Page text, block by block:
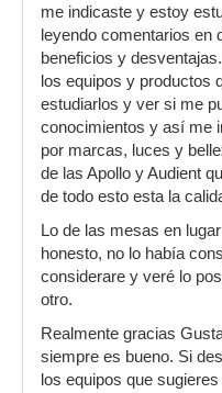
me indicaste y estoy
leyendo comentarios en
beneficios y
los equipos y productos
estudiarlos y ver si me
conocimientos y así me
por marcas, luces y
de las Apollo y Audient
de todo esto esta la
Lo de las mesas en
honesto, no lo había
considerare y veré lo
otro.
Realmente gracias
siempre es bueno. Si
los equipos que